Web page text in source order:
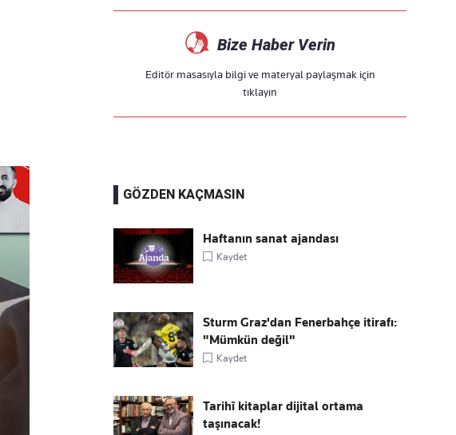
Bize Haber Verin
Editör masasıyla bilgi ve materyal paylaşmak için
tıklayın
GÖZDEN KAÇMASIN
Haftanın sanat ajandası
Kaydet
Sturm Graz'dan Fenerbahçe itirafı:
"Mümkün değil"
Kaydet
Tarihî kitaplar dijital ortama
taşınacak!